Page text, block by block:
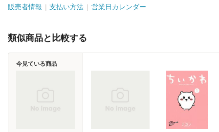
販売者情報 支払い方法 営業日カレンダー
類似商品と比較する
今見ている商品